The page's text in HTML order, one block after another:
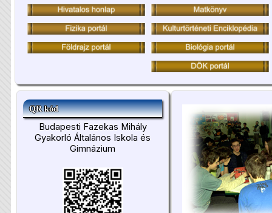
QR kód
Budapesti Fazekas Mihály
Gyakorló Általános Iskola és
Gimnázium